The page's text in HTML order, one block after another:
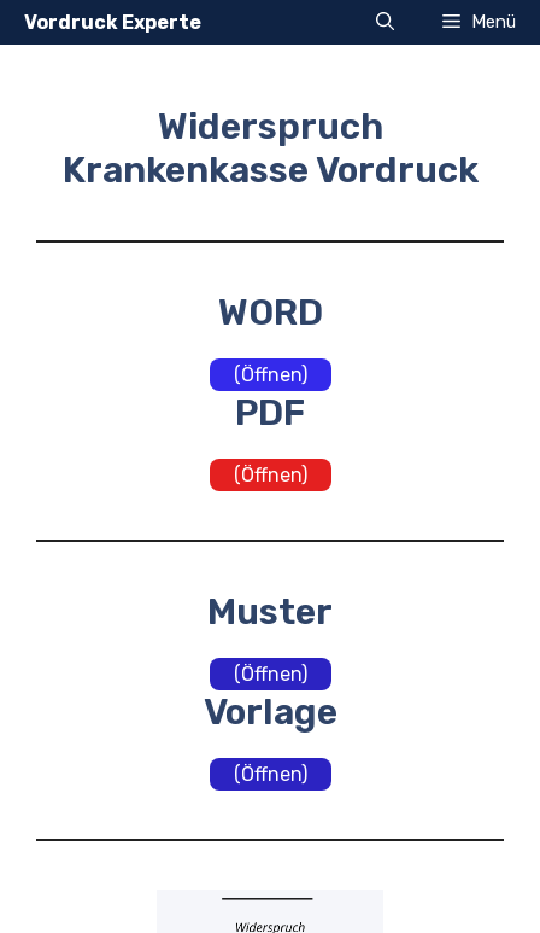
Zum
Inhalt
Vordruck Experte Menü
Widerspruch
Krankenkasse Vordruck
WORD
(Öffnen)
PDF
(Öffnen)
Muster
(Öffnen)
Vorlage
(Öffnen)